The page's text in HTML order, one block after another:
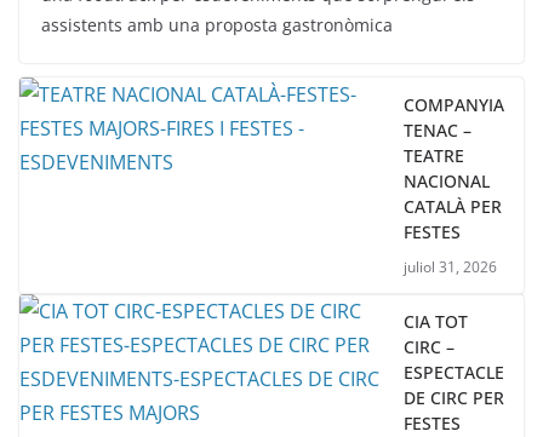
assistents amb una proposta gastronòmica
COMPANYIA
TENAC –
TEATRE
NACIONAL
CATALÀ PER
FESTES
juliol 31, 2026
CIA TOT
CIRC –
ESPECTACLE
DE CIRC PER
FESTES